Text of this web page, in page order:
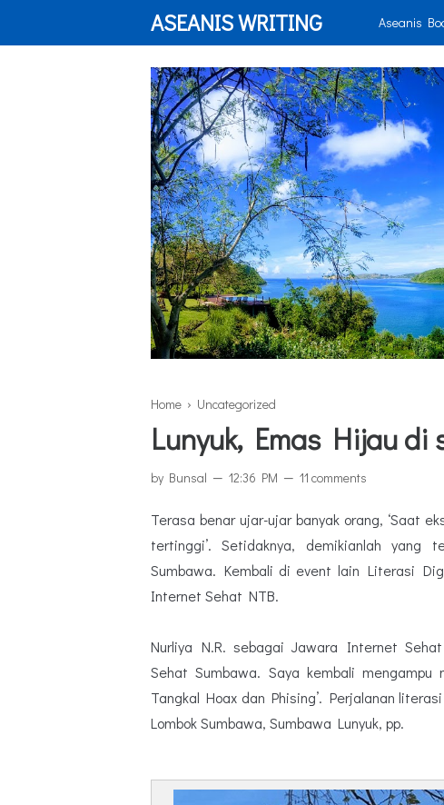
ASEANIS WRITING Aseanis
Home › Uncategorized
Lunyuk, Emas Hijau di
by Bunsal 12:36 PM 11 comments
Terasa benar ujar-ujar banyak orang, ‘Saat
tertinggi’. Setidaknya, demikianlah
Sumbawa. Kembali di event lain Literasi
Internet Sehat NTB.
Nurliya N.R. sebagai Jawara Internet
Sehat Sumbawa. Saya kembali mengampu
Tangkal Hoax dan Phising’. Perjalanan
Lombok Sumbawa, Sumbawa Lunyuk, pp.